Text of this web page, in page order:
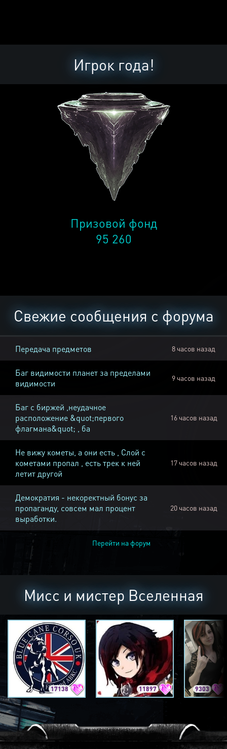
Игрок года!
Призовой фонд
95 260
Свежие сообщения с форума
Передача предметов 8 часов назад
Баг видимости планет за пределами
видимости
9 часов назад
Баг с биржей ,неудачное
расположение &quot;первого
флагмана&quot; , ба
16 часов назад
Не вижу кометы, а они есть , Слой с
кометами пропал , есть трек к ней
летит другой
17 часов назад
Демократия - некоректный бонус за
пропаганду, совсем мал процент
выработки.
20 часов назад
Перейти на форум
Мисс и мистер Вселенная
17138 11897 9303